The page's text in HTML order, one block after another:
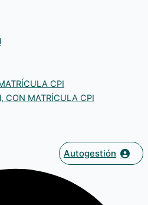
CPI
CON MATRÍCULA CPI
Autogestión